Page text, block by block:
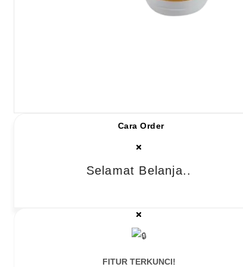
Cara Order
Selamat Belanja..
FITUR TERKUNCI!